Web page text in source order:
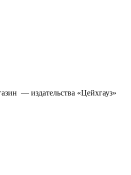
— издательства «Цейхгауз»